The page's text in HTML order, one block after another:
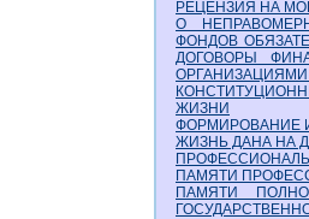
РЕЦЕНЗИЯ НА
О
ФОНДОВ
ДОГОВОРЫ
ОРГАНИЗАЦИЯМИ
ЖИЗНИ
ФОРМИРОВАНИЕ
ЖИЗНЬ ДАНА НА
ПАМЯТИ
ПАМЯТИ